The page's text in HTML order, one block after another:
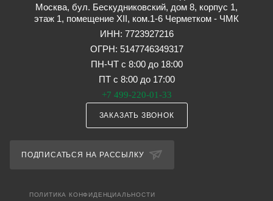
Москва, бул. Бескудниковский, дом 8, корпус 1,
этаж 1, помещение XII, ком.1-6 Черметком - ЧМК
ИНН: 7723927216
ОГРН: 5147746349317
ПН-ЧТ с 8:00 до 18:00
ПТ с 8:00 до 17:00
+7 499-220-01-33
ЗАКАЗАТЬ ЗВОНОК
ПОДПИСАТЬСЯ НА РАССЫЛКУ
ПОЛИТИКА КОНФИДЕНЦИАЛЬНОСТИ